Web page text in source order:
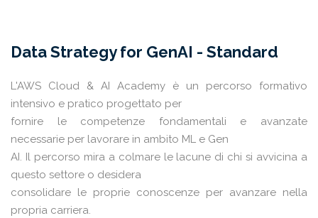
Data Strategy for GenAI - Standard
L'AWS Cloud & AI Academy è un percorso formativo
intensivo e pratico progettato per
fornire le competenze fondamentali e avanzate
necessarie per lavorare in ambito ML e Gen
AI. Il percorso mira a colmare le lacune di chi si avvicina a
questo settore o desidera
consolidare le proprie conoscenze per avanzare nella
propria carriera.